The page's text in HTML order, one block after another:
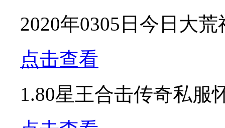
2020年0305日今日大
点击查看
1.80星王合击传奇私服